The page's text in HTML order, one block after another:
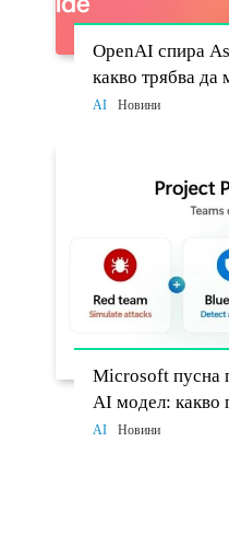
OpenAI спира
какво трябва да
разработчиците
AI Новини
Microsoft пусна
AI модел: какво
Cyber-1-Flash и
AI Новини